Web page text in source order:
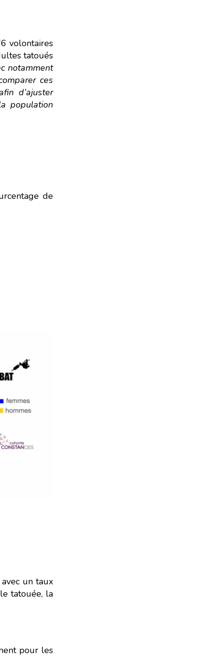
un acteur majeur de
volontaires
tatoués
notamment
ces
d’ajuster
population
de
un taux
tatouée, la
pour les